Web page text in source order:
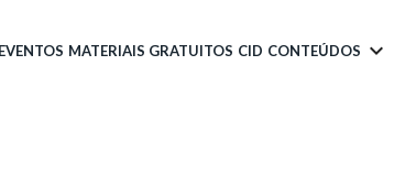
EVENTOS MATERIAIS GRATUITOS CID CONTEÚDOS